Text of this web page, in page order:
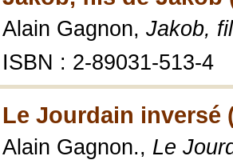
Alain Gagnon, Jakob,
ISBN : 2-89031-513-4
Le Jourdain inversé
Alain Gagnon., Le